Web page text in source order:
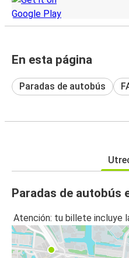
En esta página
Paradas de autobús
Paradas de autobús
Atención: tu billete incluye